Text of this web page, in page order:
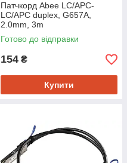
Патчкорд Abee LC/APC-
LC/APC duplex, G657A,
2.0mm, 3m
Готово до відправки
154 ₴
Купити